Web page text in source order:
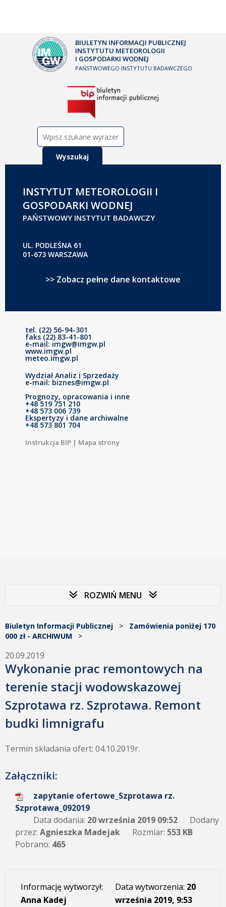
BIULETYN INFORMACJI PUBLICZNEJ
INSTYTUTU METEOROLOGII
I GOSPODARKI WODNEJ
PAŃSTWOWEGO INSTYTUTU BADAWCZEGO
INSTYTUT METEOROLOGII I
GOSPODARKI WODNEJ
PAŃSTWOWY INSTYTUT BADAWCZY
UL. PODLEŚNA 61
01-673 WARSZAWA
>> Zobacz pełne dane kontaktowe
tel. (22) 56-94-301
faks (22) 83-41-801
e-mail: imgw@imgw.pl
www.imgw.pl
meteo.imgw.pl
Wydział Analiz i Sprzedaży
e-mail: biznes@imgw.pl
Prognozy, opracowania i inne
+48 519 751 210
+48 573 006 739
Ekspertyzy i dane archiwalne
+48 573 801 704
Instrukcja BIP | Mapa strony
ROZWIŃ MENU
Biuletyn Informacji Publicznej > Zamówienia poniżej 170
000 zł - ARCHIWUM >
20.09.2019
Wykonanie prac remontowych na
terenie stacji wodowskazowej
Szprotawa rz. Szprotawa. Remont
budki limnigrafu
Termin składania ofert: 04.10.2019r.
Załączniki:
zapytanie ofertowe_Szprotawa rz.
Szprotawa_092019
Data dodania: 20 września 2019 09:52
Dodany
przez: Agnieszka Madejak Rozmiar: 553 KB
Pobrano: 465
Informację wytworzył:
Anna Kadej
Data wytworzenia: 20
września 2019, 9:53